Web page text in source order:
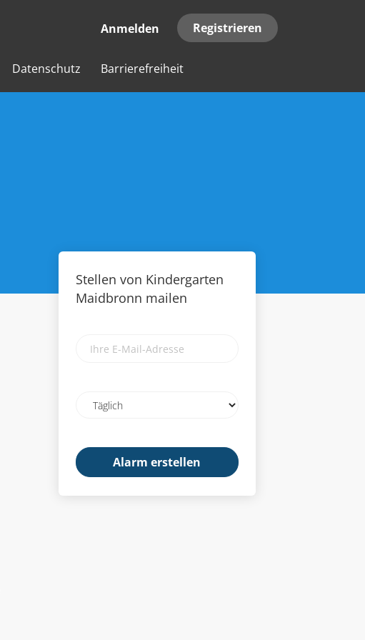
Anmelden Registrieren
Datenschutz Barrierefreiheit
Stellen von Kindergarten
Maidbronn mailen
frequency